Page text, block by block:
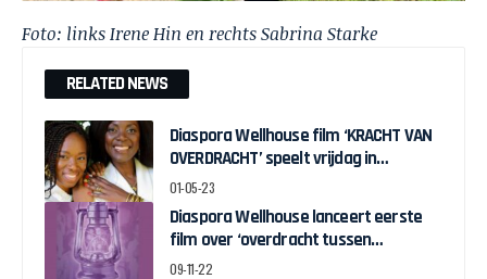
Foto: links Irene Hin en rechts Sabrina Starke
RELATED NEWS
Diaspora Wellhouse film ‘KRACHT VAN
OVERDRACHT’ speelt vrijdag in
Cinerama Rotterdam
01-05-23
Diaspora Wellhouse lanceert eerste
film over ‘overdracht tussen
generaties uit de Afrikaanse diaspora’
09-11-22